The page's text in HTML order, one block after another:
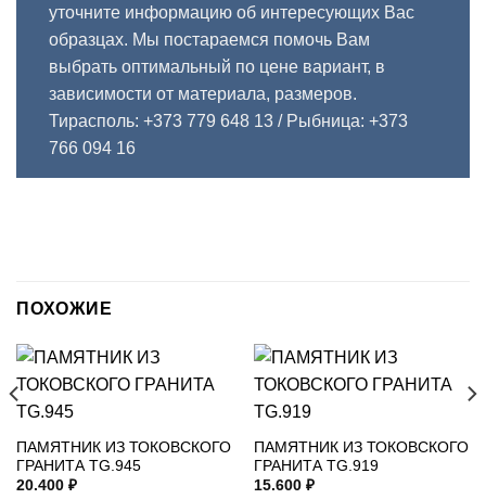
уточните информацию об интересующих Вас
образцах. Мы постараемся помочь Вам
выбрать оптимальный по цене вариант, в
зависимости от материала, размеров.
Тирасполь: +373 779 648 13 / Рыбница: +373
766 094 16
ПОХОЖИЕ
ПАМЯТНИК ИЗ ТОКОВСКОГО
ГРАНИТА TG.945
20.400 ₽
ПАМЯТНИК ИЗ ТОКОВСКОГО
ГРАНИТА TG.919
15.600 ₽